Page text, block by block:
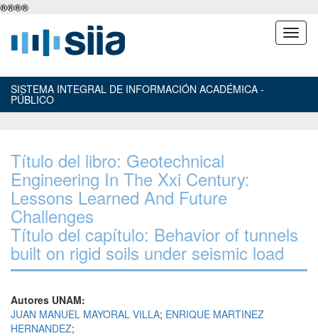
®®®®
SISTEMA INTEGRAL DE INFORMACIÓN ACADÉMICA -
PÚBLICO
Título del libro: Geotechnical
Engineering In The Xxi Century:
Lessons Learned And Future
Challenges
Título del capítulo: Behavior of tunnels
built on rigid soils under seismic load
Autores UNAM:
JUAN MANUEL MAYORAL VILLA; ENRIQUE MARTINEZ
HERNANDEZ;